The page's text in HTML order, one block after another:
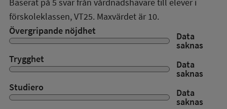
förskoleklassen,VT25. Maxvärdet är 10.
Övergripande nöjdhet
Data
saknas
Trygghet
Data
saknas
Studiero
Data
saknas